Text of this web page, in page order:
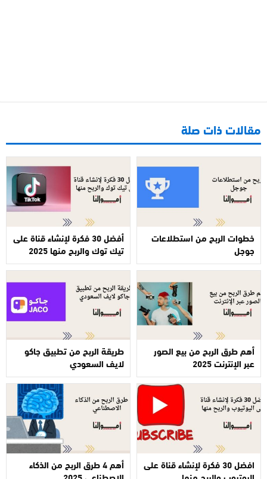
مقالات ذات صلة
خطوات الربح من استطلاعات
جوجل
أفضل 30 فكرة لإنشاء قناة على
تيك توك والربح منها 2025
أهم طرق الربح من بيع الصور
عبر الإنترنت 2025
طريقة الربح من تطبيق جاكو
لايف السعودي
افضل 30 فكرة لإنشاء قناة على أهم 4 طرق الربح من الذكاء